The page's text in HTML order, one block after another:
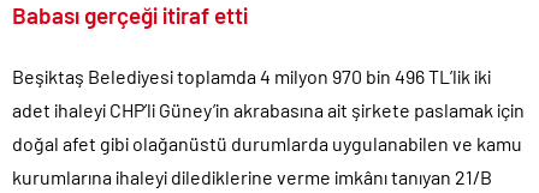
Babası gerçeği itiraf etti
Beşiktaş Belediyesi toplamda 4 milyon 970 bin 496 TL’lik iki
adet ihaleyi CHP’li Güney’in akrabasına ait şirkete paslamak için
doğal afet gibi olağanüstü durumlarda uygulanabilen ve kamu
kurumlarına ihaleyi dilediklerine verme imkânı tanıyan 21/B